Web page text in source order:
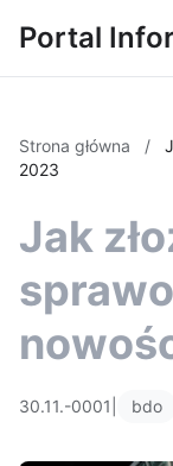
Portal
Strona główna /
2023
Jak
30.11.-0001 bdo